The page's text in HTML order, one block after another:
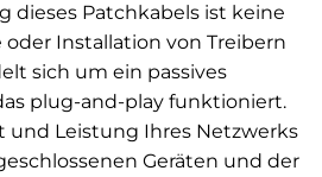
dieses Patchkabels ist keine
oder Installation von Treibern
sich um ein passives
plug-and-play funktioniert.
und Leistung Ihres Netzwerks
Geräten und der